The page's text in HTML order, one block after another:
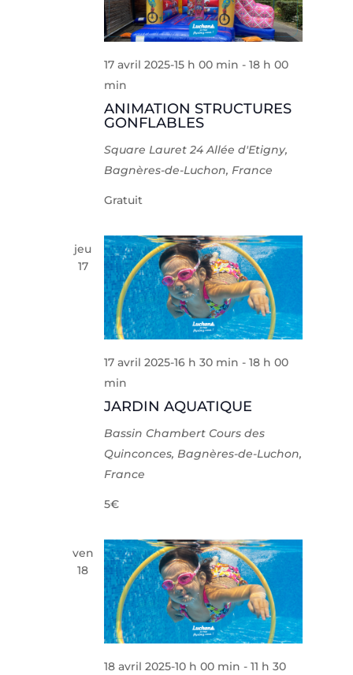
ANIMATION STRUCTURES
GONFLABLES
17 avril 2025-15 h 00 min -18 h 00
min
Square Lauret24 Allée d'Etigny,
Bagnères-de-Luchon, France
Gratuit
jeu
17
JARDIN AQUATIQUE
17 avril 2025-16 h 30 min -18 h 00
min
Bassin Chambert Cours des
Quinconces, Bagnères-de-Luchon,
France
5€
ven
18
18 avril 2025-10 h 00 min -11 h 30